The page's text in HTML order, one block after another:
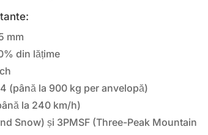
mm
din lățime
(până la 900 kg per anvelopă)
la 240 km/h)
Snow) și 3PMSF (Three-Peak Mountain